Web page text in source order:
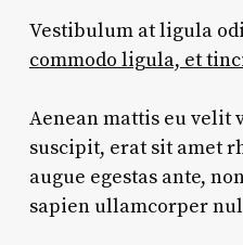
Vestibulum at ligula
commodo ligula, et
Aenean mattis eu velit
suscipit, erat sit amet
augue egestas ante,
sapien ullamcorper